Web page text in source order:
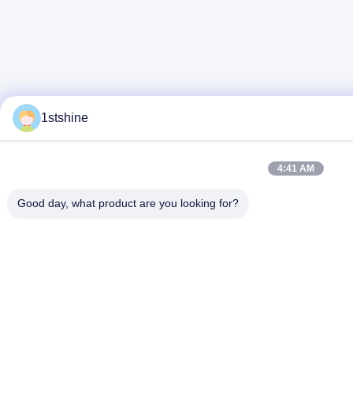
1stshine
4:41 AM
Good day, what product are you looking for?